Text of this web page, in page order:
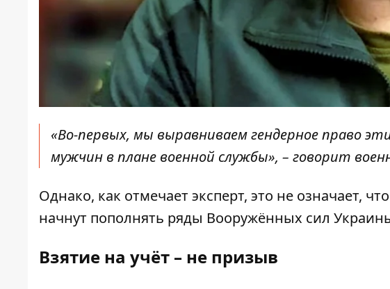
«Во-первых, мы выравниваем гендерное право
мужчин в плане военной службы», – говорит
Однако, как отмечает эксперт, это не означает,
начнут пополнять ряды Вооружённых сил
Взятие на учёт – не призыв